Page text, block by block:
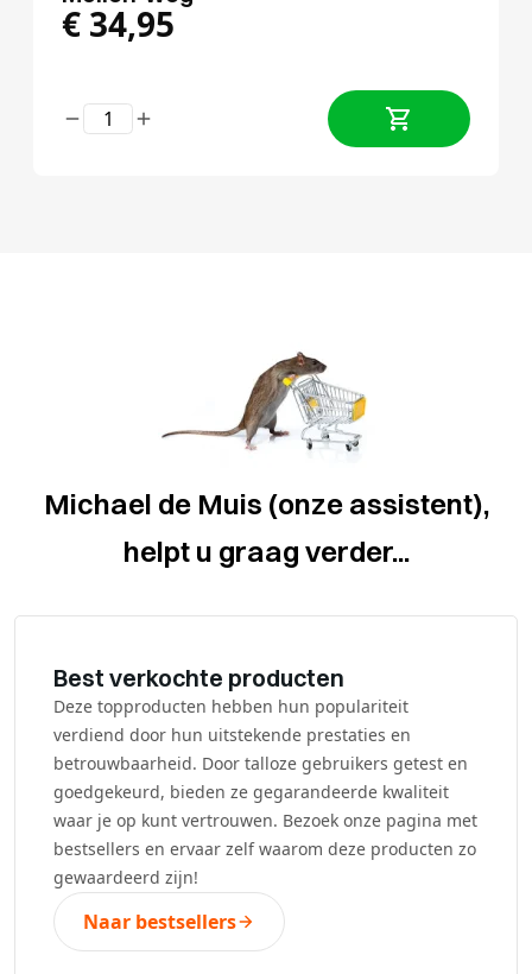
€ 34,95
Michael de Muis (onze assistent),
helpt u graag verder...
Best verkochte producten
Deze topproducten hebben hun populariteit
verdiend door hun uitstekende prestaties en
betrouwbaarheid. Door talloze gebruikers getest en
goedgekeurd, bieden ze gegarandeerde kwaliteit
waar je op kunt vertrouwen. Bezoek onze pagina met
bestsellers en ervaar zelf waarom deze producten zo
gewaardeerd zijn!
Naar bestsellers